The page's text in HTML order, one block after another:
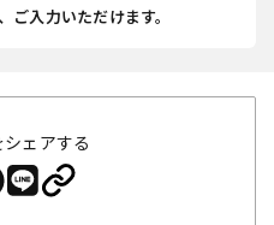
ご入力いただけます。
ェアする